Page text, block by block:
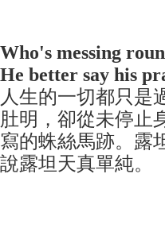
Who's messing
He better say his
人生的一切都只是
肚明，卻從未停止
寫的蛛絲馬跡。露
說露坦天真單純。